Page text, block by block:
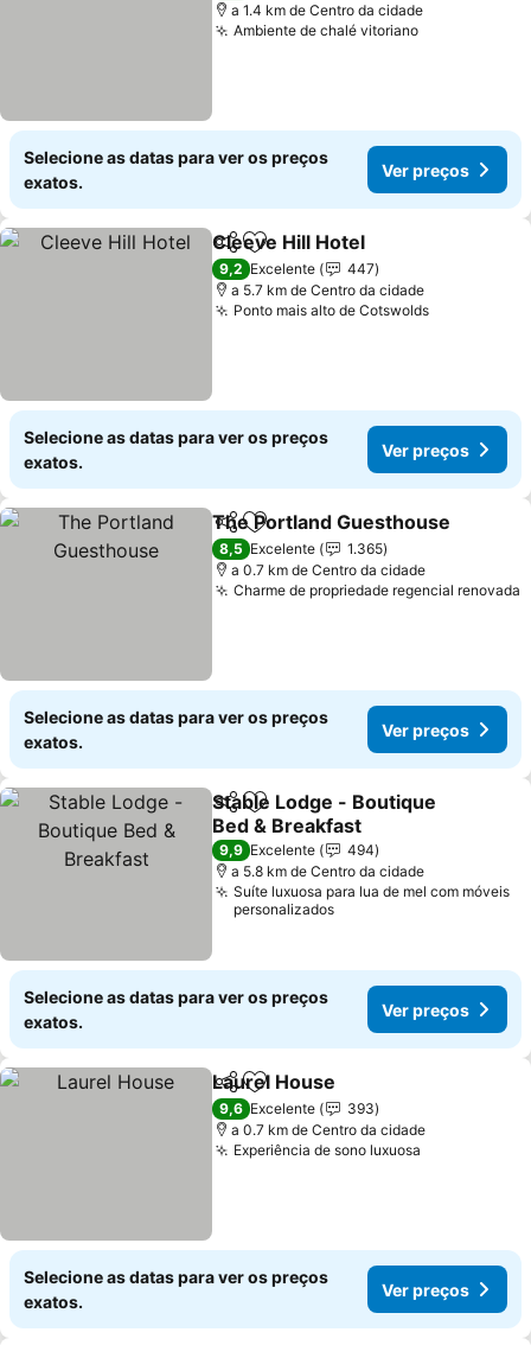
a 1.4 km de Centro da cidade
Ambiente de chalé vitoriano
Selecione as datas para ver os preços
exatos.
Ver preços
PartilharAdicionar aos favoritos
Cleeve Hill Hotel
9,2 Excelente
447
a 5.7 km de Centro da cidade
Ponto mais alto de Cotswolds
Selecione as datas para ver os preços
exatos.
Ver preços
PartilharAdicionar aos favoritos
The Portland Guesthouse
8,5 Excelente
1.365
a 0.7 km de Centro da cidade
Charme de propriedade regencial renovada
Selecione as datas para ver os preços
exatos.
Ver preços
PartilharAdicionar aos favoritos
Stable Lodge - Boutique
Bed & Breakfast
9,9 Excelente
494
a 5.8 km de Centro da cidade
Suíte luxuosa para lua de mel com móveis
personalizados
Selecione as datas para ver os preços
exatos.
Ver preços
PartilharAdicionar aos favoritos
Laurel House
9,6 Excelente
393
a 0.7 km de Centro da cidade
Experiência de sono luxuosa
Selecione as datas para ver os preços
exatos.
Ver preços